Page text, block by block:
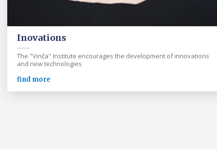
Inovations
The "Vinča" Institute encourages the development of innovations
and new technologies
find more